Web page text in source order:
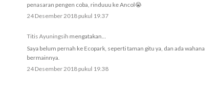
penasaran pengen coba, rinduuu ke Ancol😭
24 Desember 2018 pukul 19.37
Titis Ayuningsih mengatakan...
Saya belum pernah ke Ecopark, seperti taman gitu ya, dan ada wahana
bermainnya.
24 Desember 2018 pukul 19.38